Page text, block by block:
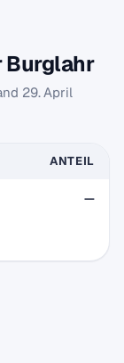
Burglahr
29. April
ANTEIL
—